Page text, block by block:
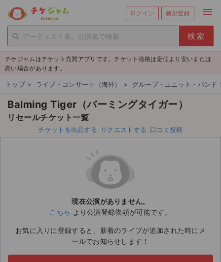
ログイン 新規登録 menu
person_add 新規会員登録
チケットを探す
新着チケット
値下げしたチケット
都道府県からチケットを探す
チケットのリクエスト一覧
ライブ・コンサート（国内）
ライブ・コンサート（海外）
チケジャムはチケット売買アプリです。チケット価格は定価より安いまたは
高い場合があります。
トップ > ライブ・コンサート（海外） > グループ・ユニット・バンド
Balming Tiger（バーミングタイガー）
リセールチケット一覧
チケットを出品する リクエストする 口コミ投稿
現在公演がありません。
こちら より公演登録依頼が可能です。
お気に入りに登録すると、新着のライブが追加された時にメ
ールでお知らせします！